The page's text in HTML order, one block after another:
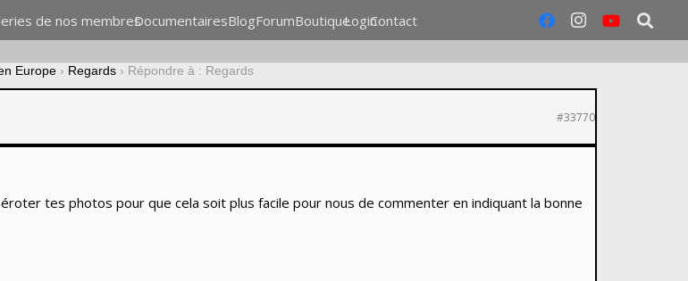
de nos membresDocumentairesBlogForumBoutiqueLoginContact
Europe › Regards › Répondre à : Regards
#33770
tes photos pour que cela soit plus facile pour nous de commenter en indiquant la bonne